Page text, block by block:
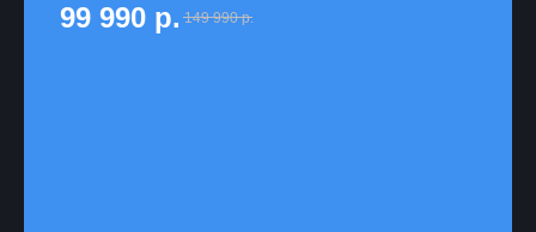
99 990 р. 149 990 р.